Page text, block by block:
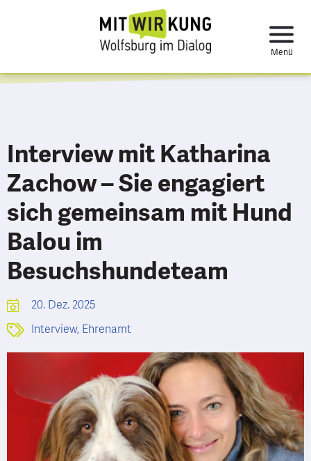
Interview mit Katharina
Zachow – Sie engagiert
sich gemeinsam mit Hund
Balou im
Besuchshundeteam
20. Dez. 2025
Interview, Ehrenamt